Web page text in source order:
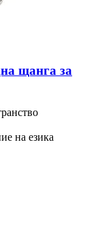
щанга за
на езика